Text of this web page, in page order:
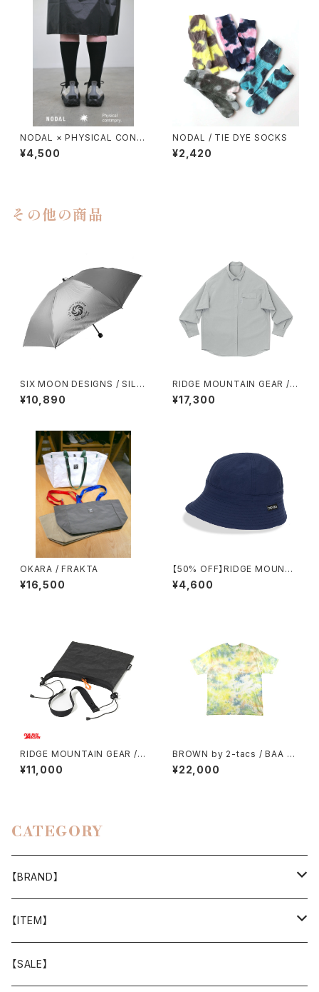
NODAL × PHYSICAL CONT
MPRY.
¥4,500
NODAL / TIE DYE SOCKS
¥2,420
その他の商品
SIX MOON DESIGNS / SILV
ER SHADOW MINI UMBREL
LA
¥10,890
RIDGE MOUNTAIN GEAR / B
ASIC LONG SLEEVE SHIRT
（WOMEN）2026
¥17,300
OKARA / FRAKTA
¥16,500
【50% OFF】RIDGE MOUNTA
IN GEAR / ENOUGH HAT
¥4,600
RIDGE MOUNTAIN GEAR / S
ACOCHE
¥11,000
BROWN by 2-tacs / BAA WI
DE（TIE DYE）
¥22,000
CATEGORY
【BRAND】
山と道
T-SHIRT
迷迭香
【ITEM】
WEAR
【SALE】